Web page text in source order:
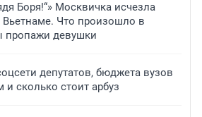
Боря!“» Москвичка исчезла
Что произошло в
пропажи девушки
депутатов, бюджета вузов
сколько стоит арбуз